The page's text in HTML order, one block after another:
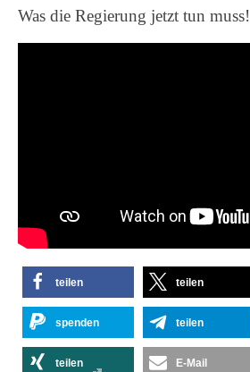
Was die Regierung jetzt tun muss!
teilen teilen
spenden teilen
teilen E-Mail